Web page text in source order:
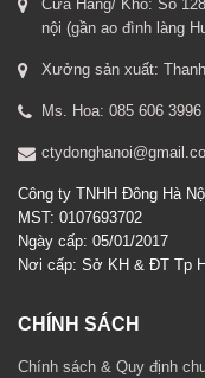
Cửa Hàng/ Kho: Số
nội (gần ao đình làng
Xưởng sản xuất:
Ms. Hoa: 085 606 3996
Công ty TNHH Đông Hà
MST: 0107693702
Ngày cấp: 05/01/2017
Nơi cấp: Sở KH & ĐT Tp
CHÍNH SÁCH
Chính sách & Quy định